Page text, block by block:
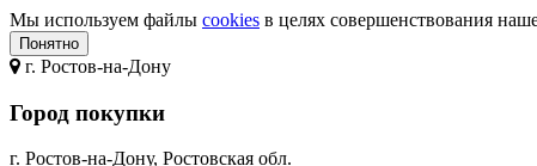
Мы используем файлы cookies в целях совершенствования
Понятно
г. Ростов-на-Дону
Город покупки
г. Ростов-на-Дону, Ростовская обл.